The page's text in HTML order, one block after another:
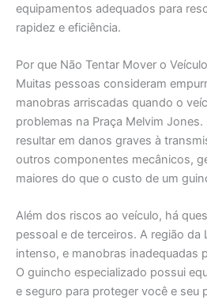
equipamentos adequados para
rapidez e eficiência.
Por que Não Tentar Mover o
Muitas pessoas consideram
manobras arriscadas quando o
problemas na Praça Melvim
resultar em danos graves à
outros componentes mecânicos,
maiores do que o custo de um
Além dos riscos ao veículo, há
pessoal e de terceiros. A região da
intenso, e manobras inadequadas
O guincho especializado possui
e seguro para proteger você e seu